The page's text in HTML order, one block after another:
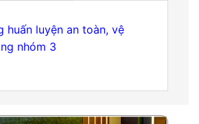
huấn luyện an toàn, vệ
nhóm 3